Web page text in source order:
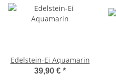
Edelstein-Ei Aquamarin
39,90 € *